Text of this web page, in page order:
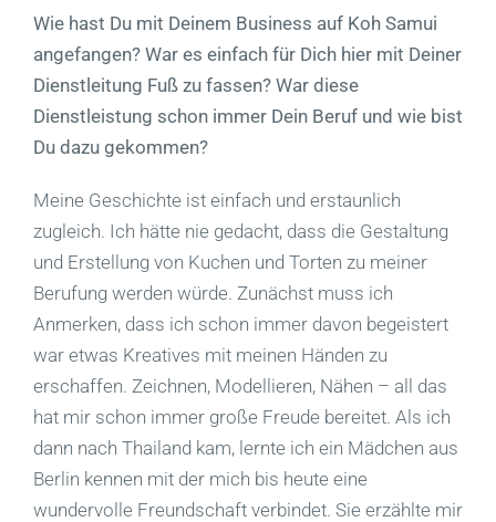
Wie hast Du mit Deinem Business auf Koh Samui
angefangen? War es einfach für Dich hier mit Deiner
Dienstleitung Fuß zu fassen? War diese
Dienstleistung schon immer Dein Beruf und wie bist
Du dazu gekommen?
Meine Geschichte ist einfach und erstaunlich
zugleich. Ich hätte nie gedacht, dass die Gestaltung
und Erstellung von Kuchen und Torten zu meiner
Berufung werden würde. Zunächst muss ich
Anmerken, dass ich schon immer davon begeistert
war etwas Kreatives mit meinen Händen zu
erschaffen. Zeichnen, Modellieren, Nähen – all das
hat mir schon immer große Freude bereitet. Als ich
dann nach Thailand kam, lernte ich ein Mädchen aus
Berlin kennen mit der mich bis heute eine
wundervolle Freundschaft verbindet. Sie erzählte mir